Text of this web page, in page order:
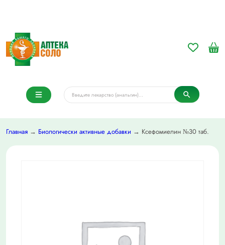
Главная → Биологически активные добавки → Ксефомиелин №30 таб.